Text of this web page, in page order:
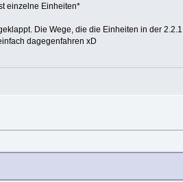
einzelne Einheiten*
Die Wege, die die Einheiten in der
dagegenfahren xD